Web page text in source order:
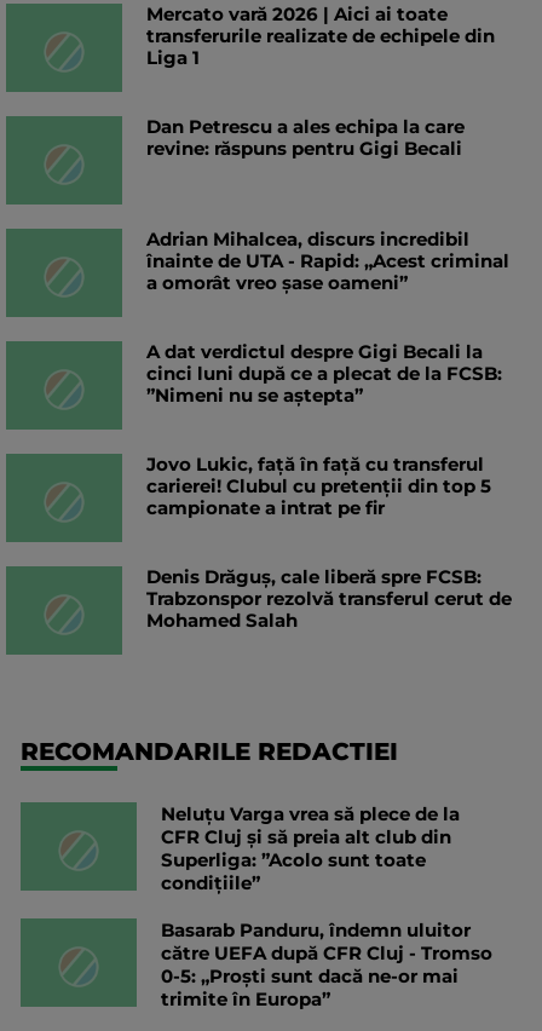
Mercato vară 2026 | Aici ai toate
transferurile realizate de echipele din
Liga 1
Dan Petrescu a ales echipa la care
revine: răspuns pentru Gigi Becali
Adrian Mihalcea, discurs incredibil
înainte de UTA - Rapid: „Acest criminal
a omorât vreo șase oameni”
A dat verdictul despre Gigi Becali la
cinci luni după ce a plecat de la FCSB:
”Nimeni nu se aștepta”
Jovo Lukic, față în față cu transferul
carierei! Clubul cu pretenții din top 5
campionate a intrat pe fir
Denis Drăguș, cale liberă spre FCSB:
Trabzonspor rezolvă transferul cerut de
Mohamed Salah
RECOMANDARILE REDACTIEI
Neluțu Varga vrea să plece de la
CFR Cluj și să preia alt club din
Superliga: ”Acolo sunt toate
condițiile”
Basarab Panduru, îndemn uluitor
către UEFA după CFR Cluj - Tromso
0-5: „Proști sunt dacă ne-or mai
trimite în Europa”